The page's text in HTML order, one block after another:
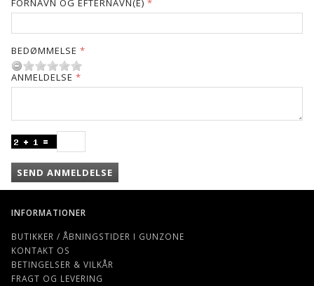
FORNAVN OG EFTERNAVN(E)
BEDØMMELSE
ANMELDELSE
SEND ANMELDELSE
INFORMATIONER
BUTIKKER / ÅBNINGSTIDER I GUNZONE
KONTAKT OS
BETINGELSER & VILKÅR
FRAGT OG LEVERING